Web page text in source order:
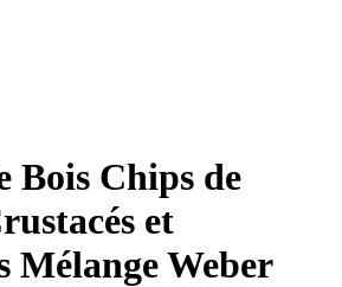
Bois Chips de
et
Mélange Weber